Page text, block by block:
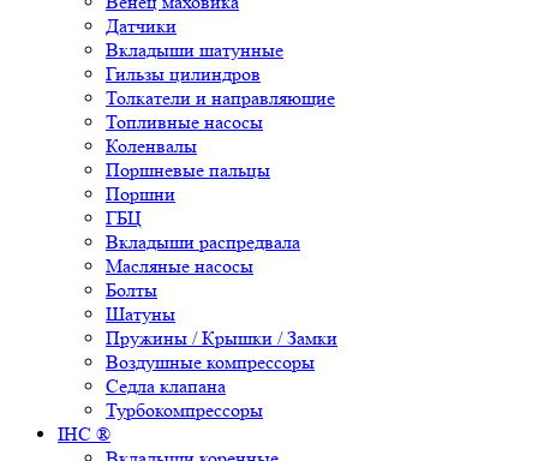
Датчики
Вкладыши шатунные
Гильзы цилиндров
Толкатели и направляющие
Топливные насосы
Коленвалы
Поршневые пальцы
Поршни
ГБЦ
Вкладыши распредвала
Масляные насосы
Болты
Шатуны
Пружины / Крышки / Замки
Воздушные компрессоры
Седла клапана
Турбокомпрессоры
IHC ®